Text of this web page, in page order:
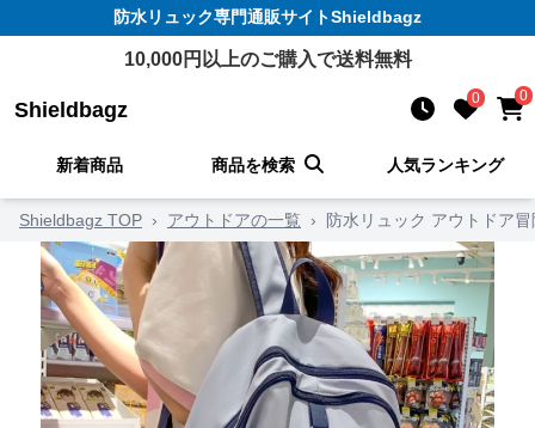
防水リュック専門通販サイトShieldbagz
10,000円以上のご購入で送料無料
Shieldbagz 0 0
新着商品 商品を検索 人気ランキング
Shieldbagz TOP › アウトドアの一覧 › 防水リュック アウトドア